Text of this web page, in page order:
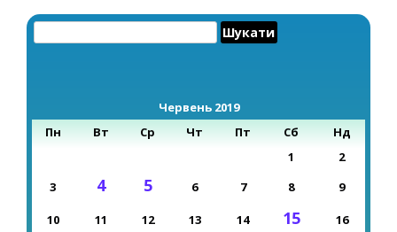
Червень 2019
Пн
Вт Ср Чт Пт Сб
Нд
1
2
3
4 5 6 7 8 9
10 11 12 13 14 15 16